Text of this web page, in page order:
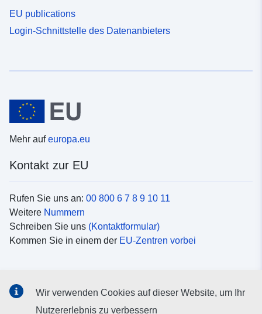
EU publications
Login-Schnittstelle des Datenanbieters
Mehr aufeuropa.eu
Kontakt zur EU
Rufen Sie uns an: 00 800 6 7 8 9 10 11
Weitere Nummern
Schreiben Sie uns (Kontaktformular)
Kommen Sie in einem der EU-Zentren vorbei
Suche nach EUSocial-Media-Kanäle
Wir verwenden Cookies auf dieser Website, um Ihr
Nutzererlebnis zu verbessern